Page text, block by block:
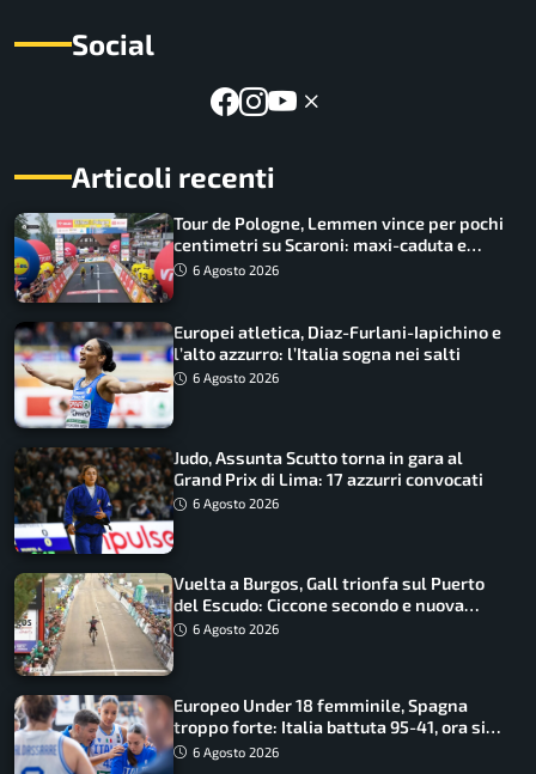
Social
Articoli recenti
Tour de Pologne, Lemmen vince per pochi
centimetri su Scaroni: maxi-caduta e
tappa accorciata
6 Agosto 2026
Europei atletica, Diaz-Furlani-Iapichino e
l’alto azzurro: l’Italia sogna nei salti
6 Agosto 2026
Judo, Assunta Scutto torna in gara al
Grand Prix di Lima: 17 azzurri convocati
6 Agosto 2026
Vuelta a Burgos, Gall trionfa sul Puerto
del Escudo: Ciccone secondo e nuova
maglia di leader
6 Agosto 2026
Europeo Under 18 femminile, Spagna
troppo forte: Italia battuta 95-41, ora si
gioca il Mondiale
6 Agosto 2026